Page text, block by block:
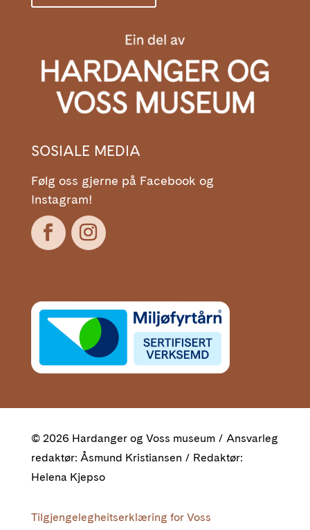
SOSIALE MEDIA
Følg oss gjerne på Facebook og
Instagram!
© 2026 Hardanger og Voss museum / Ansvarleg
redaktør: Åsmund Kristiansen / Redaktør:
Helena Kjepso
Tilgjengelegheitserklæring for Voss